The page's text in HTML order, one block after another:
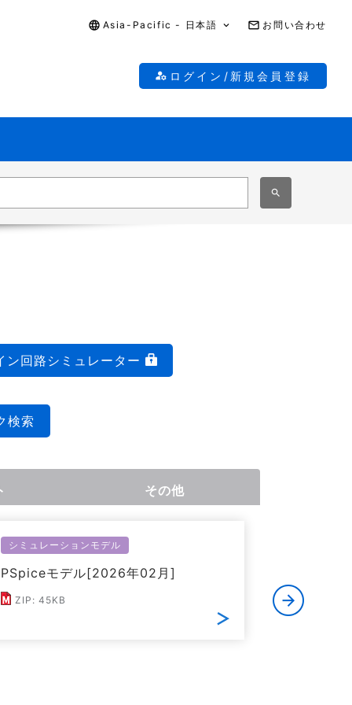
Asia-Pacific - 日本語 お問い合わせ
ログイン/新規会員登録
ン回路シミュレーター
検索
その他
シミュレーションモデル
PSpiceモデル[2026年02月]
ZIP: 45KB